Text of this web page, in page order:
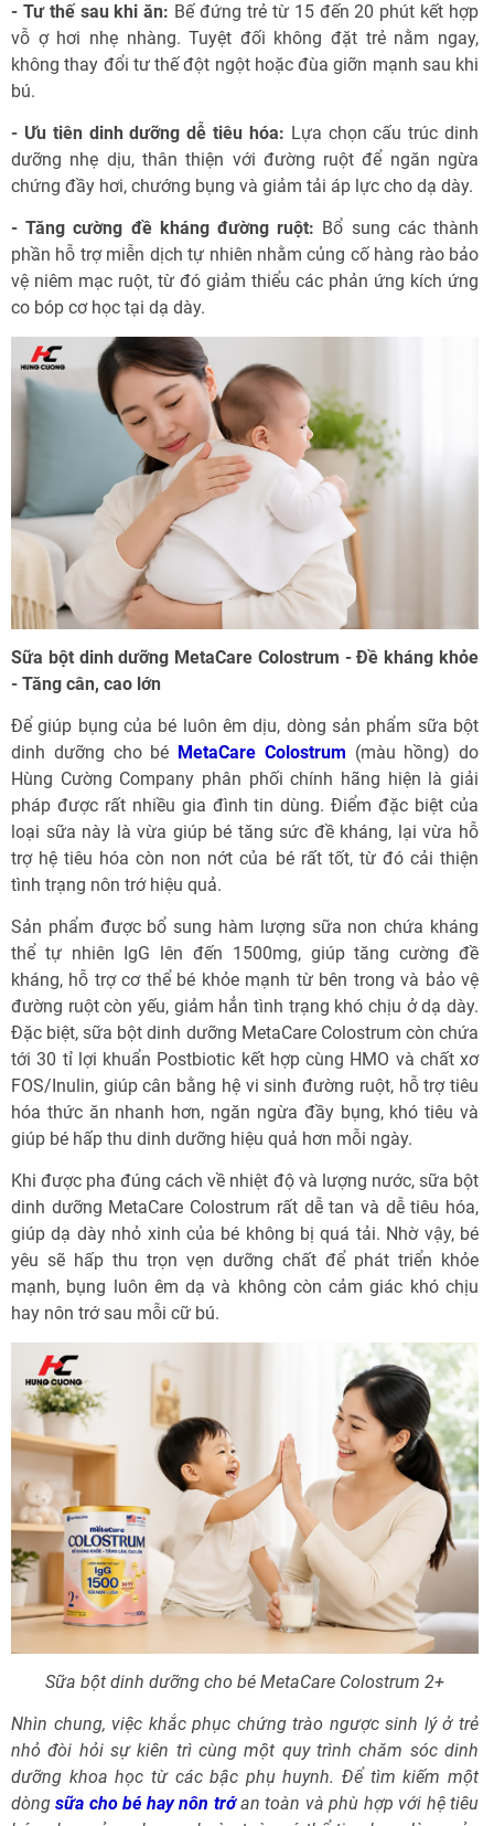
- Tư thế sau khi ăn: Bế đứng trẻ từ 15 đến 20 phút kết hợp
vỗ ợ hơi nhẹ nhàng. Tuyệt đối không đặt trẻ nằm ngay,
không thay đổi tư thế đột ngột hoặc đùa giỡn mạnh sau khi
bú.
- Ưu tiên dinh dưỡng dễ tiêu hóa: Lựa chọn cấu trúc dinh
dưỡng nhẹ dịu, thân thiện với đường ruột để ngăn ngừa
chứng đầy hơi, chướng bụng và giảm tải áp lực cho dạ dày.
- Tăng cường đề kháng đường ruột: Bổ sung các thành
phần hỗ trợ miễn dịch tự nhiên nhằm củng cố hàng rào bảo
vệ niêm mạc ruột, từ đó giảm thiểu các phản ứng kích ứng
co bóp cơ học tại dạ dày.
Sữa bột dinh dưỡng MetaCare Colostrum - Đề kháng khỏe
- Tăng cân, cao lớn
Để giúp bụng của bé luôn êm dịu, dòng sản phẩm sữa bột
dinh dưỡng cho bé MetaCare Colostrum (màu hồng) do
Hùng Cường Company phân phối chính hãng hiện là giải
pháp được rất nhiều gia đình tin dùng. Điểm đặc biệt của
loại sữa này là vừa giúp bé tăng sức đề kháng, lại vừa hỗ
trợ hệ tiêu hóa còn non nớt của bé rất tốt, từ đó cải thiện
tình trạng nôn trớ hiệu quả.
Sản phẩm được bổ sung hàm lượng sữa non chứa kháng
thể tự nhiên IgG lên đến 1500mg, giúp tăng cường đề
kháng, hỗ trợ cơ thể bé khỏe mạnh từ bên trong và bảo vệ
đường ruột còn yếu, giảm hẳn tình trạng khó chịu ở dạ dày.
Đặc biệt, sữa bột dinh dưỡng MetaCare Colostrum còn chứa
tới 30 tỉ lợi khuẩn Postbiotic kết hợp cùng HMO và chất xơ
FOS/Inulin, giúp cân bằng hệ vi sinh đường ruột, hỗ trợ tiêu
hóa thức ăn nhanh hơn, ngăn ngừa đầy bụng, khó tiêu và
giúp bé hấp thu dinh dưỡng hiệu quả hơn mỗi ngày.
Khi được pha đúng cách về nhiệt độ và lượng nước, sữa bột
dinh dưỡng MetaCare Colostrum rất dễ tan và dễ tiêu hóa,
giúp dạ dày nhỏ xinh của bé không bị quá tải. Nhờ vậy, bé
yêu sẽ hấp thu trọn vẹn dưỡng chất để phát triển khỏe
mạnh, bụng luôn êm dạ và không còn cảm giác khó chịu
hay nôn trớ sau mỗi cữ bú.
Sữa bột dinh dưỡng cho bé MetaCare Colostrum 2+
Nhìn chung, việc khắc phục chứng trào ngược sinh lý ở trẻ
nhỏ đòi hỏi sự kiên trì cùng một quy trình chăm sóc dinh
dưỡng khoa học từ các bậc phụ huynh. Để tìm kiếm một
dòngsữa cho bé hay nôn trớan toàn và phù hợp với hệ tiêu